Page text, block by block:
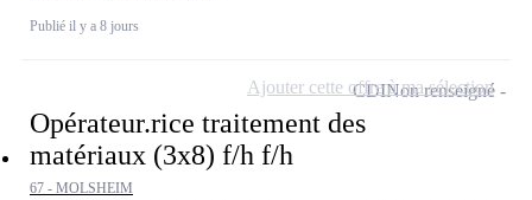
Publié il y a 8 jours
Opérateur.rice traitement des
matériaux (3x8) f/h f/h
67 - MOLSHEIM
CDINon renseigné
Ajouter cette offre à ma sélection